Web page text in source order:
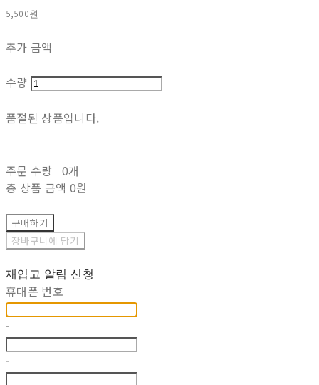
5,500원
추가 금액
수량
품절된 상품입니다.
주문 수량
0개
총 상품 금액 0원
구매하기
장바구니에 담기
재입고 알림 신청
휴대폰 번호
-
-